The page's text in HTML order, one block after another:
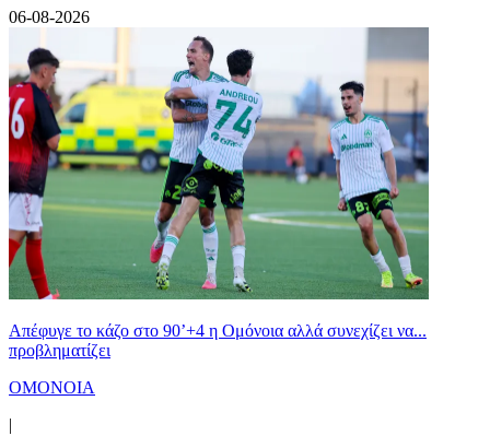
06-08-2026
Απέφυγε το κάζο στο 90’+4 η Ομόνοια αλλά συνεχίζει να...
προβληματίζει
ΟΜΟΝΟΙΑ
|